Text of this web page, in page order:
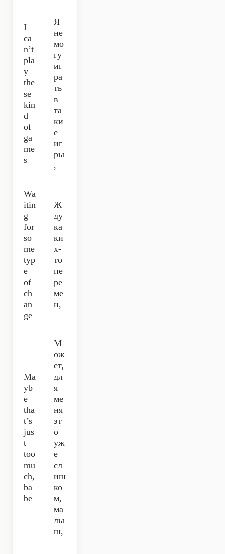
I
ca
n’t
pla
y
the
se
kin
d
of
ga
me
s
Я
не
мо
гу
иг
ра
ть
в
та
ки
е
иг
ры
,
Wa
itin
g
for
so
me
typ
e
of
ch
an
ge
Ж
ду
ка
ки
х-
то
пе
ре
ме
н,
Ma
yb
e
tha
t’s
jus
t
too
mu
ch,
ba
be
М
ож
ет,
дл
я
ме
ня
эт
о
уж
е
сл
иш
ко
м,
ма
лы
ш,